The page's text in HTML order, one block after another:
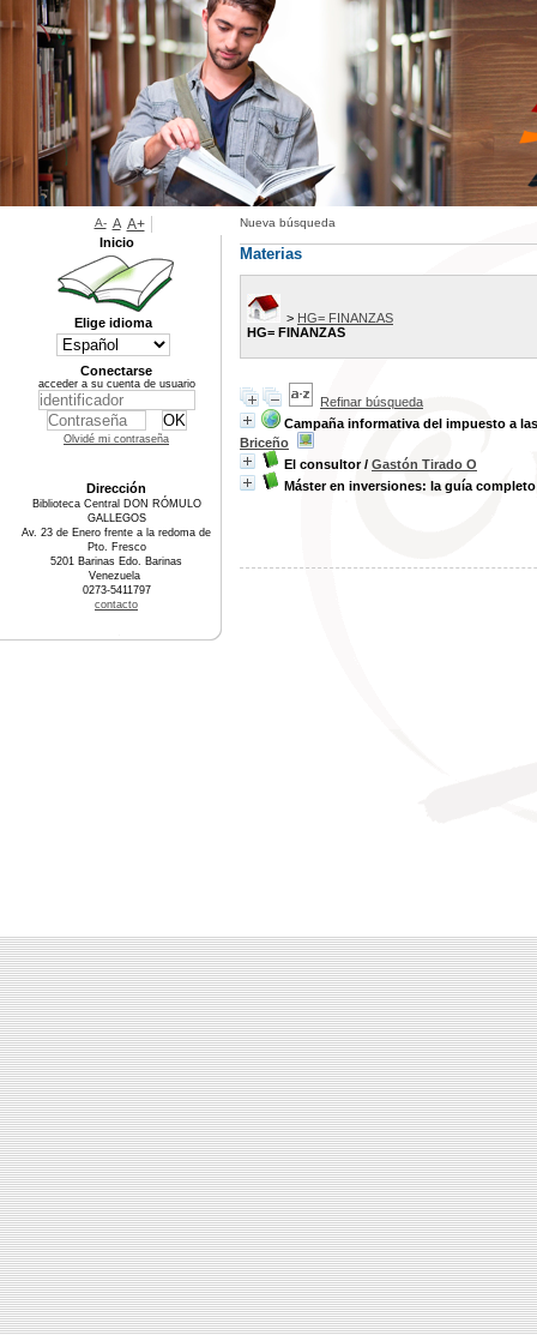
Nueva búsqueda
Materias
> HG= FINANZAS
HG= FINANZAS
Refinar búsqueda
Campaña informativa del impuesto a
Briceño
El consultor/ Gastón Tirado O
Máster en inversiones: la guía
A- A A+
Inicio
Elige idioma
Conectarse
acceder a su cuenta de usuario
Olvidé mi contraseña
Dirección
Biblioteca Central DON RÓMULO
GALLEGOS
Av. 23 de Enero frente a la redoma de
Pto. Fresco
5201 Barinas Edo. Barinas
Venezuela
0273-5411797
contacto